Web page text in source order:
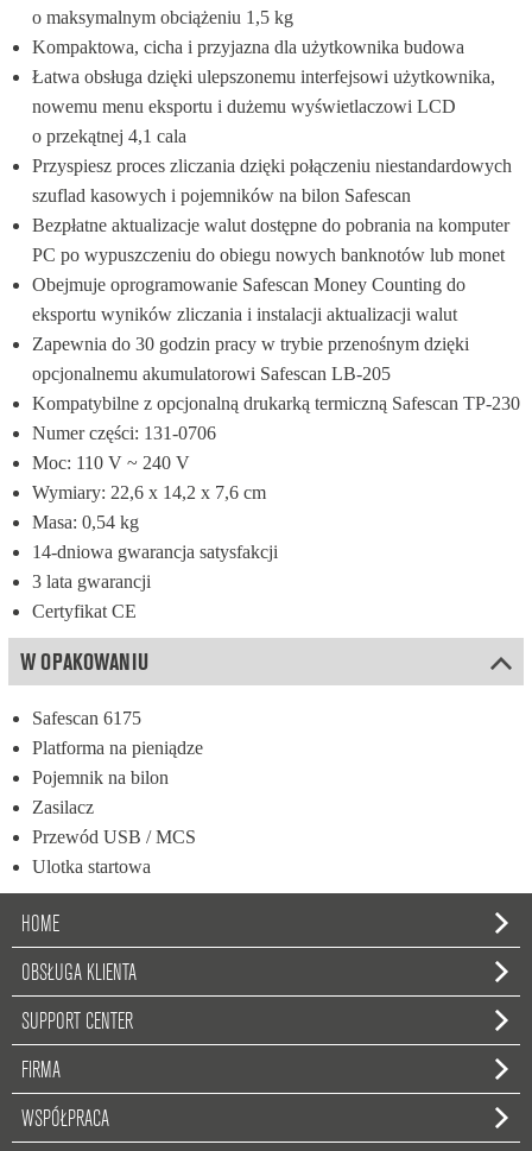
o maksymalnym obciążeniu 1,5 kg
Kompaktowa, cicha i przyjazna dla użytkownika budowa
Łatwa obsługa dzięki ulepszonemu interfejsowi użytkownika,
nowemu menu eksportu i dużemu wyświetlaczowi LCD
o przekątnej 4,1 cala
Przyspiesz proces zliczania dzięki połączeniu niestandardowych
szuflad kasowych i pojemników na bilon Safescan
Bezpłatne aktualizacje walut dostępne do pobrania na komputer
PC po wypuszczeniu do obiegu nowych banknotów lub monet
Obejmuje oprogramowanie Safescan Money Counting do
eksportu wyników zliczania i instalacji aktualizacji walut
Zapewnia do 30 godzin pracy w trybie przenośnym dzięki
opcjonalnemu akumulatorowi Safescan LB-205
Kompatybilne z opcjonalną drukarką termiczną Safescan TP-230
Numer części: 131-0706
Moc: 110 V ~ 240 V
Wymiary: 22,6 x 14,2 x 7,6 cm
Masa: 0,54 kg
14-dniowa gwarancja satysfakcji
3 lata gwarancji
Certyfikat CE
W OPAKOWANIU
Safescan 6175
Platforma na pieniądze
Pojemnik na bilon
Zasilacz
Przewód USB / MCS
Ulotka startowa
HOME
OBSŁUGA KLIENTA
SUPPORT CENTER
FIRMA
WSPÓŁPRACA